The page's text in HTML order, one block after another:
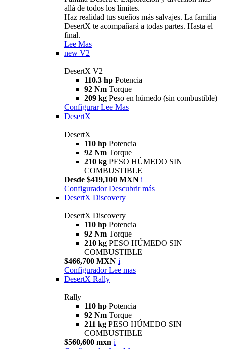
allá de todos los límites.
Haz realidad tus sueños más salvajes. La familia
DesertX te acompañará a todas partes. Hasta el
final.
Lee Mas
new V2
DesertX V2
110.3 hp Potencia
92 Nm Torque
209 kg Peso en húmedo (sin combustible)
Configurar Lee Mas
DesertX
DesertX
110 hp Potencia
92 Nm Torque
210 kg PESO HÚMEDO SIN
COMBUSTIBLE
Desde $419,100 MXN i
Configurador Descubrir más
DesertX Discovery
DesertX Discovery
110 hp Potencia
92 Nm Torque
210 kg PESO HÚMEDO SIN
COMBUSTIBLE
$466,700 MXN i
Configurador Lee mas
DesertX Rally
Rally
110 hp Potencia
92 Nm Torque
211 kg PESO HÚMEDO SIN
COMBUSTIBLE
$560,600 mxn i